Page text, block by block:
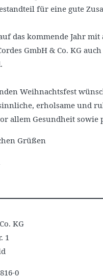
für eine gute
das kommende Jahr
GmbH & Co. KG
Weihnachtsfest
erholsame und
allem Gesundheit
Grüßen
KG
1
0